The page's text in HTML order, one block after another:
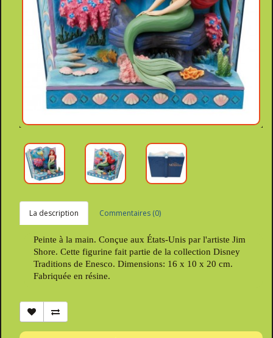
La description Commentaires (0)
Peinte à la main. Conçue aux États-Unis par l'artiste Jim
Shore. Cette figurine fait partie de la collection Disney
Traditions de Enesco. Dimensions: 16 x 10 x 20 cm.
Fabriquée en résine.